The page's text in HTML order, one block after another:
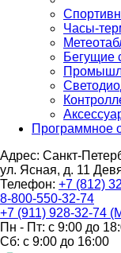
Часы-
Бегущие
Программное
Адрес: Санкт-
ул. Ясная, д. 11
Телефон: +7 (812)
8-800-550-32-74
+7 (911) 928-32-74
Пн - Пт: с 9:00 до
Сб: с 9:00 до 16:00